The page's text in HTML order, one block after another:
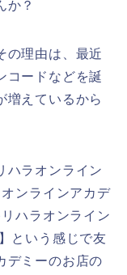
か？
の理由は、最近
コードなどを誕
増えているから
ハラオンライン
ンラインアカデ
ハラオンライン
という感じで友
デミーのお店の